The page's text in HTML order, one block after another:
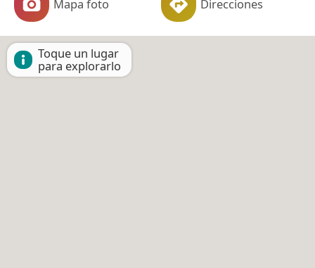
Mapa foto Direcciones
Toque un lugar
para explorarlo